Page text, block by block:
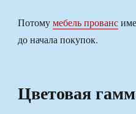
Потомумебель прованс
до начала покупок.
Цветовая